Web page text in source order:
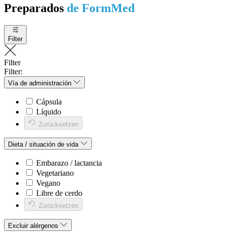
Preparados de FormMed
Filter
Filter
Filter:
Vía de administración
Cápsula
Líquido
Zurücksetzen
Dieta / situación de vida
Embarazo / lactancia
Vegetariano
Vegano
Libre de cerdo
Zurücksetzen
Excluir alérgenos